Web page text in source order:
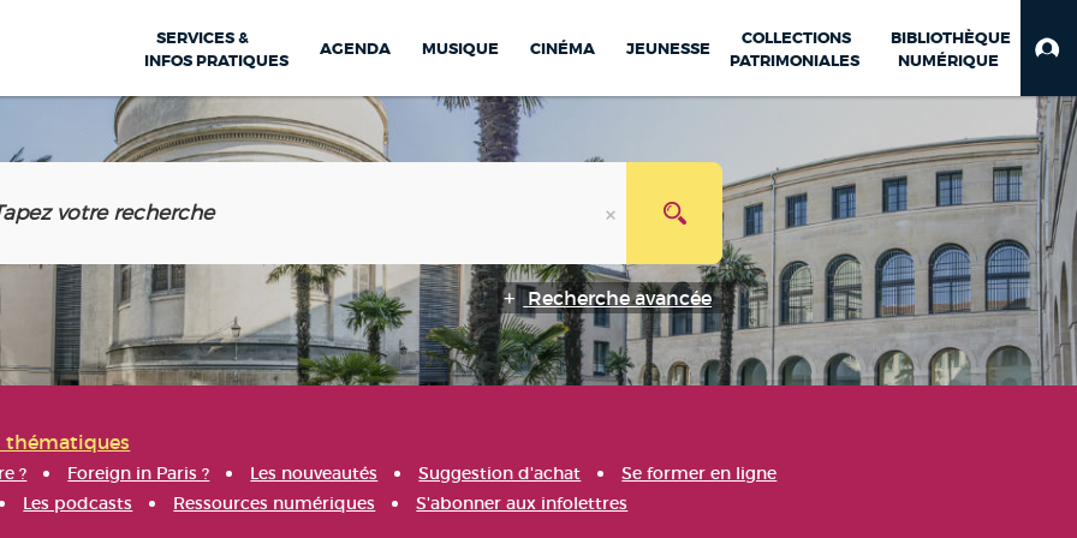
SERVICES &
INFOS PRATIQUES
AGENDA MUSIQUE CINÉMA JEUNESSE
COLLECTIONS
PATRIMONIALES
BIBLIOTHÈQUE
NUMÉRIQUE
Recherche avancée
thématiques
? Foreign in Paris ? Les nouveautés Suggestion d'achat
Se former en ligne
Les podcasts Ressources numériques S'abonner aux infolettres